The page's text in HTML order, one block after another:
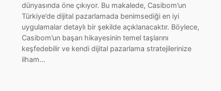
dünyasında öne çıkıyor. Bu makalede, Casibom’un
Türkiye’de dijital pazarlamada benimsediği en iyi
uygulamalar detaylı bir şekilde açıklanacaktır. Böylece,
Casibom’un başarı hikayesinin temel taşlarını
keşfedebilir ve kendi dijital pazarlama stratejilerinize
ilham…